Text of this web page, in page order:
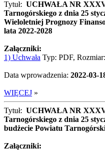
Tytuł: UCHWAŁA NR
Tarnogórskiego z dnia 25
Wieloletniej Prognozy
lata 2022-2028
Załączniki:
1) Uchwała Typ: PDF,
Data wprowadzenia: 2022-03-
WIĘCEJ »
Tytuł: UCHWAŁA NR
Tarnogórskiego z dnia 25
budżecie Powiatu
Załączniki: